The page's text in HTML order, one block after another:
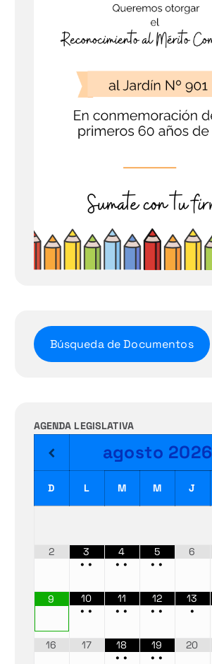
Búsqueda de Documentos
AGENDA LEGISLATIVA
agosto 2026
D L M M J
2
3
••
4
••
5
••
6
9
10
••
11
••
12
••
13
•
16 17
18
••
19
••
20